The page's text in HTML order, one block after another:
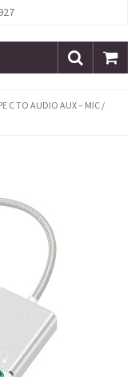
C TO AUDIO AUX – MIC /